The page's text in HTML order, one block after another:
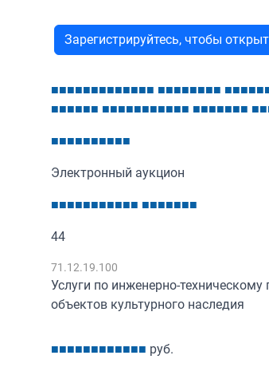
Зарегистрируйтесь, чтобы
■■■■■■■■■■■■■ ■■■■■■■■ ■■■■■
■■■■■■ ■■■■■■■■■■■ ■■■■■■■ ■■
■■■■■■■■■■
Электронный аукцион
■■■■■■■■■■■ ■■■■■■■
44
71.12.19.100
Услуги по инженерно-
объектов культурного наследия
■■■■■■■■■■■■ руб.